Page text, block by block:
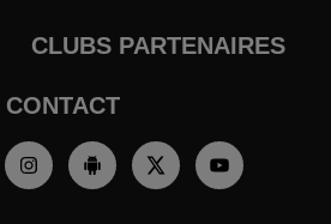
CLUBS PARTENAIRES
CONTACT